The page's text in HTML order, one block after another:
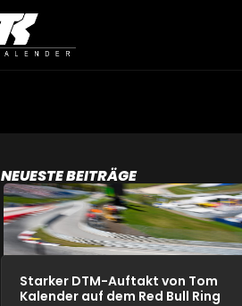
NEUESTE BEITRÄGE
Starker DTM-Auftakt von Tom
Kalender auf dem Red Bull Ring